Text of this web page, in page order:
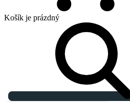
Košík je prázdný